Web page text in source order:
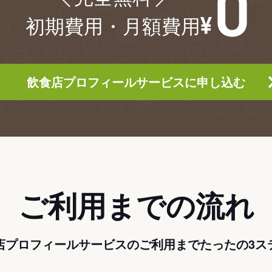
初期費用・月額費用
飲食店プロフィールサービスに申し込む
ご利用までの流れ
プロフィールサービスのご利用までたったの3ス